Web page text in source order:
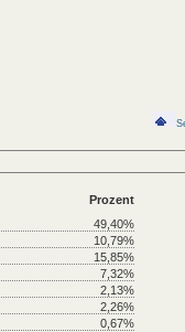
Prozent
49,40%
10,79%
15,85%
7,32%
2,13%
2,26%
0,67%